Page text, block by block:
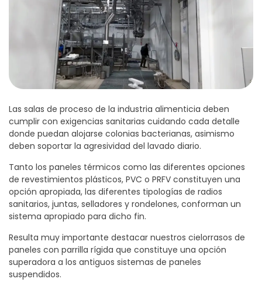
Las salas de proceso de la industria alimenticia deben
cumplir con exigencias sanitarias cuidando cada detalle
donde puedan alojarse colonias bacterianas, asimismo
deben soportar la agresividad del lavado diario.
Tanto los paneles térmicos como las diferentes opciones
de revestimientos plásticos, PVC o PRFV constituyen una
opción apropiada, las diferentes tipologías de radios
sanitarios, juntas, selladores y rondelones, conforman un
sistema apropiado para dicho fin.
Resulta muy importante destacar nuestros cielorrasos de
paneles con parrilla rígida que constituye una opción
superadora a los antiguos sistemas de paneles
suspendidos.